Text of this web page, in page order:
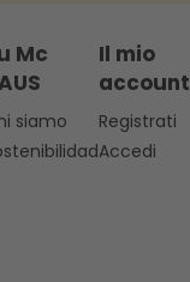
Mc
siamo
Il mio
account
Registrati
Accedi